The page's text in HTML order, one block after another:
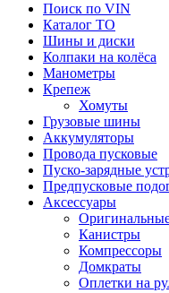
Поиск по VIN
Каталог ТО
Шины и диски
Колпаки на колёса
Манометры
Крепеж
Хомуты
Грузовые шины
Аккумуляторы
Провода пусковые
Пуско-зарядные
Предпусковые
Аксессуары
Канистры
Компрессоры
Домкраты
Оплетки на